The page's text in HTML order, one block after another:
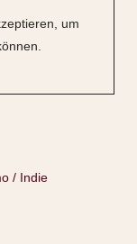
um
/ Indie